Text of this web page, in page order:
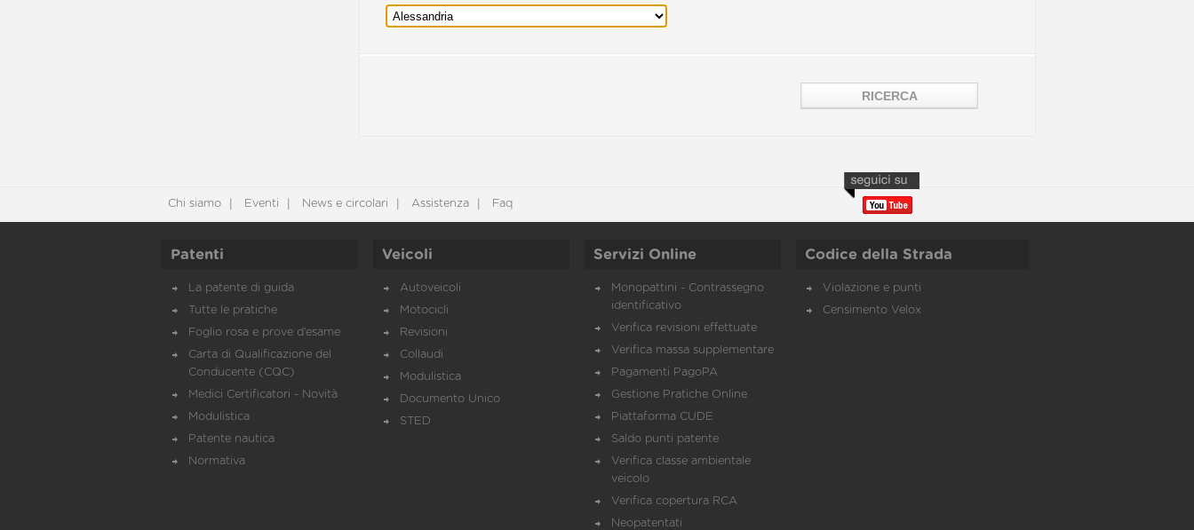
Chi siamo Eventi News e circolari Assistenza Faq
Patenti
La patente di guida
Tutte le pratiche
Foglio rosa e prove d’esame
Carta di Qualificazione del
Conducente (CQC)
Medici Certificatori - Novità
Modulistica
Patente nautica
Normativa
Veicoli
Autoveicoli
Motocicli
Revisioni
Collaudi
Modulistica
Documento Unico
STED
Servizi Online
Monopattini - Contrassegno
identificativo
Verifica revisioni effettuate
Verifica massa supplementare
Pagamenti PagoPA
Gestione Pratiche Online
Piattaforma CUDE
Saldo punti patente
Verifica classe ambientale
veicolo
Verifica copertura RCA
Neopatentati
Codice della Strada
Violazione e punti
Censimento Velox